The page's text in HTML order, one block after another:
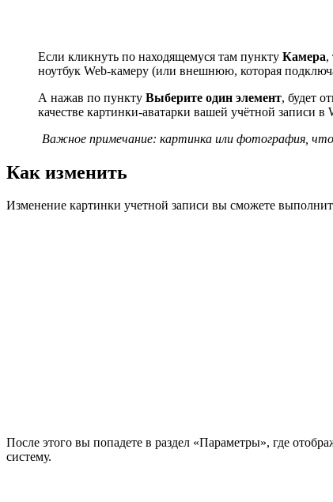
Если кликнуть по находящемуся там пункту Камера,
ноутбук Web-камеру (или внешнюю, которая
А нажав по пункту Выберите один элемент, будет
качестве картинки-аватарки вашей учётной записи в
Важное примечание: картинка или фотография,
Как изменить
Изменение картинки учетной записи вы сможете
После этого вы попадете в раздел «Параметры», где
систему.